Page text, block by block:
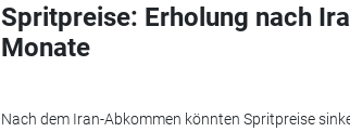
Spritpreise: Erholung nach
Monate
Nach dem Iran-Abkommen könnten Spritpreise